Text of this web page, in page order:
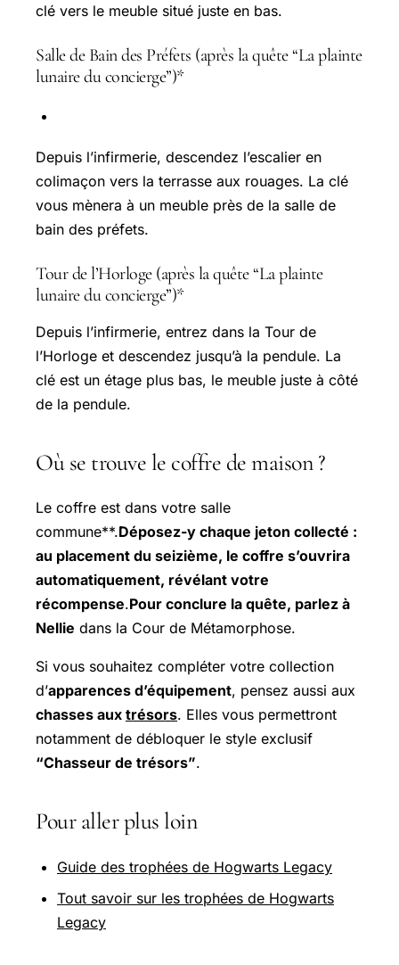
clé vers le meuble situé juste en bas.
Salle de Bain des Préfets (après la quête “La plainte
lunaire du concierge”)*
Depuis l’infirmerie, descendez l’escalier en
colimaçon vers la terrasse aux rouages. La clé
vous mènera à un meuble près de la salle de
bain des préfets.
Tour de l’Horloge (après la quête “La plainte
lunaire du concierge”)*
Depuis l’infirmerie, entrez dans la Tour de
l’Horloge et descendez jusqu’à la pendule. La
clé est un étage plus bas, le meuble juste à côté
de la pendule.
Où se trouve le coffre de maison ?
Le coffre est dans votre salle
commune**.Déposez-y chaque jeton collecté :
au placement du seizième, le coffre s’ouvrira
automatiquement, révélant votre
récompense.Pour conclure la quête, parlez à
Nellie dans la Cour de Métamorphose.
Si vous souhaitez compléter votre collection
d’apparences d’équipement, pensez aussi aux
chasses aux trésors. Elles vous permettront
notamment de débloquer le style exclusif
“Chasseur de trésors”.
Pour aller plus loin
Guide des trophées de Hogwarts Legacy
Tout savoir sur les trophées de Hogwarts
Legacy